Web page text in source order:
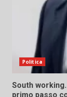
Politica
South
primo passo